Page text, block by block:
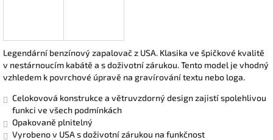
Legendární benzínový zapalovač z USA. Klasika ve špičkové kvalitě
v nestárnoucím kabátě a s doživotní zárukou. Tento model je vhodný
vzhledem k povrchové úpravě na gravírování textu nebo loga.
Celokovová konstrukce a větruvzdorný design zajistí spolehlivou
funkci ve všech podmínkách
Opakovaně plnitelný
Vyrobeno v USA s doživotní zárukou na funkčnost